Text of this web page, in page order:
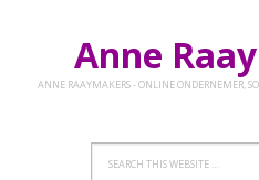
Anne
ANNE RAAYMAKERS - ONLINE ONDERNEMER,